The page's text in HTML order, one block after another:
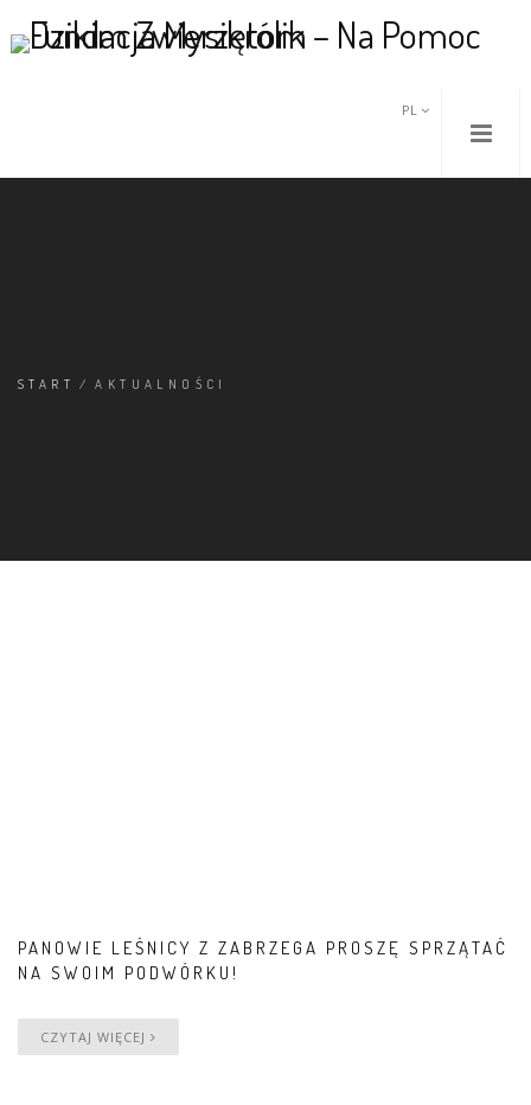
PL
START / AKTUALNOŚCI
PANOWIE LEŚNICY Z ZABRZEGA PROSZĘ SPRZĄTAĆ
NA SWOIM PODWÓRKU!
CZYTAJ WIĘCEJ